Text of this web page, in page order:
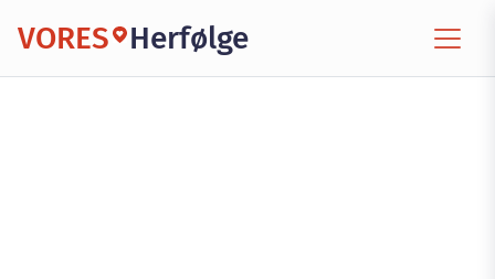
VORES Herfølge